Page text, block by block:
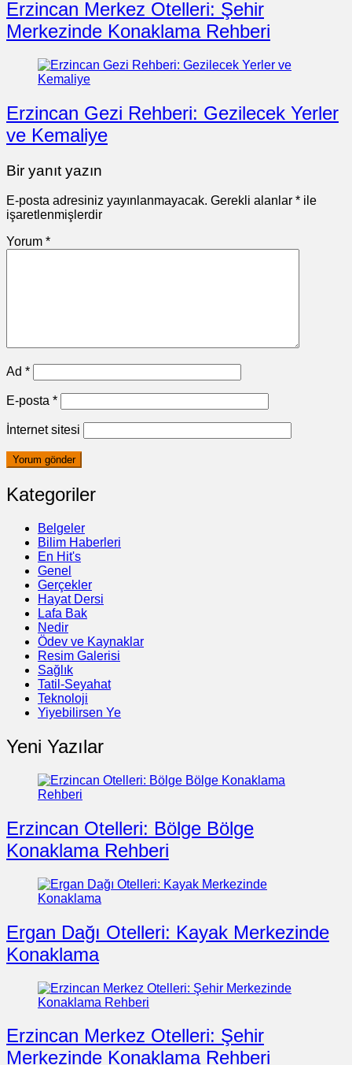
Erzincan Merkez Otelleri: Şehir
Merkezinde Konaklama Rehberi
Erzincan Gezi Rehberi: Gezilecek Yerler
ve Kemaliye
Bir yanıt yazın
E-posta adresiniz yayınlanmayacak. Gerekli alanlar * ile
işaretlenmişlerdir
Yorum *
Ad *
E-posta *
İnternet sitesi
Kategoriler
Belgeler
Bilim Haberleri
En Hit's
Genel
Gerçekler
Hayat Dersi
Lafa Bak
Nedir
Ödev ve Kaynaklar
Resim Galerisi
Sağlık
Tatil-Seyahat
Teknoloji
Yiyebilirsen Ye
Yeni Yazılar
Erzincan Otelleri: Bölge Bölge
Konaklama Rehberi
Ergan Dağı Otelleri: Kayak Merkezinde
Konaklama
Erzincan Merkez Otelleri: Şehir
Merkezinde Konaklama Rehberi